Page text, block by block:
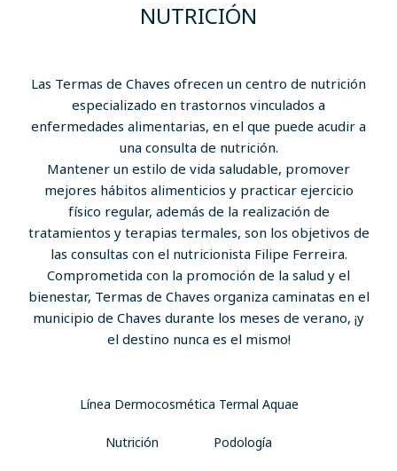
NUTRICIÓN
Las Termas de Chaves ofrecen un centro de nutrición
especializado en trastornos vinculados a
enfermedades alimentarias, en el que puede acudir a
una consulta de nutrición.
Mantener un estilo de vida saludable, promover
mejores hábitos alimenticios y practicar ejercicio
físico regular, además de la realización de
tratamientos y terapias termales, son los objetivos de
las consultas con el nutricionista Filipe Ferreira.
Comprometida con la promoción de la salud y el
bienestar, Termas de Chaves organiza caminatas en el
municipio de Chaves durante los meses de verano, ¡y
el destino nunca es el mismo!
Línea Dermocosmética Termal Aquae
Nutrición Podología